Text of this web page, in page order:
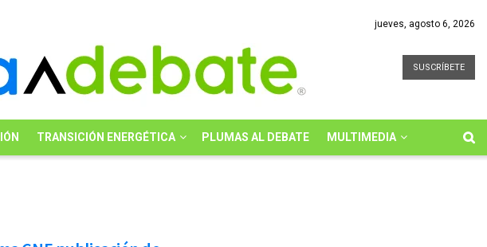
jueves, agosto 6, 2026
SUSCRÍBETE
TRANSICIÓN ENERGÉTICA PLUMAS AL DEBATE MULTIMEDIA